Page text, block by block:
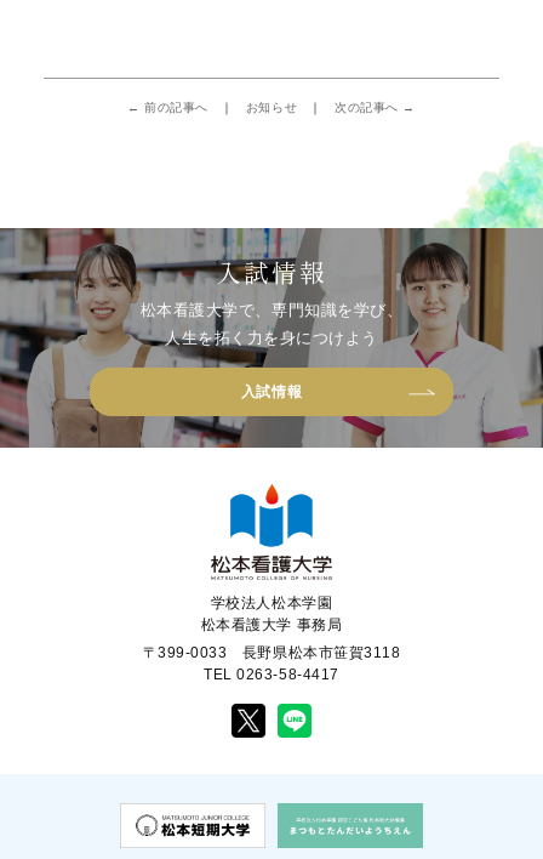
← 前の記事へ お知らせ 次の記事へ →
入試情報
松本看護大学で、専門知識を学び、
人生を拓く力を身につけよう
入試情報
学校法人松本学園
松本看護大学 事務局
〒399-0033 長野県松本市笹賀3118
TEL 0263-58-4417